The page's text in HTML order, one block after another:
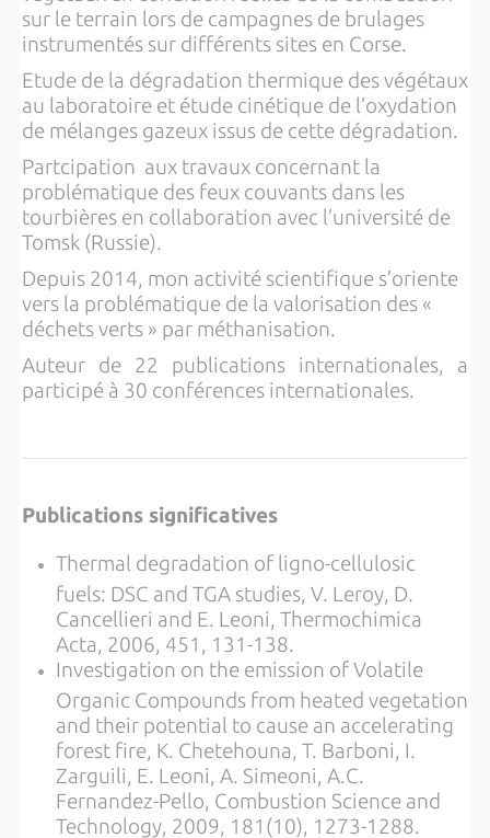
sur le terrain lors de campagnes de brulages
instrumentés sur différents sites en Corse.
Etude de la dégradation thermique des végétaux
au laboratoire et étude cinétique de l’oxydation
de mélanges gazeux issus de cette dégradation.
Partcipation aux travaux concernant la
problématique des feux couvants dans les
tourbières en collaboration avec l’université de
Tomsk (Russie).
Depuis 2014, mon activité scientifique s’oriente
vers la problématique de la valorisation des «
déchets verts » par méthanisation.
Auteur de 22 publications internationales, a
participé à 30 conférences internationales.
Publications significatives
Thermal degradation of ligno-cellulosic
fuels: DSC and TGA studies, V. Leroy, D.
Cancellieri and E. Leoni, Thermochimica
Acta, 2006, 451, 131-138.
Investigation on the emission of Volatile
Organic Compounds from heated vegetation
and their potential to cause an accelerating
forest fire, K. Chetehouna, T. Barboni, I.
Zarguili, E. Leoni, A. Simeoni, A.C.
Fernandez-Pello, Combustion Science and
Technology, 2009, 181(10), 1273-1288.